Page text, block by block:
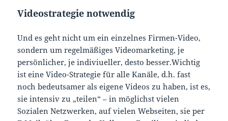
Videostrategie notwendig
Und es geht nicht um ein einzelnes Firmen-Video,
sondern um regelmäßiges Videomarketing, je
persönlicher, je indiviueller, desto besser.Wichtig
ist eine Video-Strategie für alle Kanäle, d.h. fast
noch bedeutsamer als eigene Videos zu haben, ist es,
sie intensiv zu „teilen“ – in möglichst vielen
Sozialen Netzwerken, auf vielen Webseiten, sie per